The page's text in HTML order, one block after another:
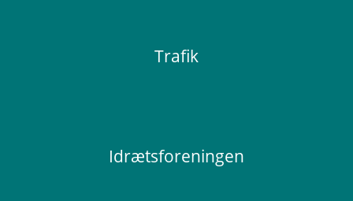
Trafik
Idrætsforeningen